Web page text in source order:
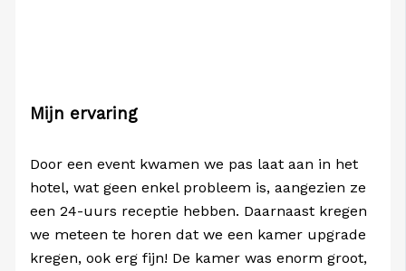
Mijn ervaring
Door een event kwamen we pas laat aan in het
hotel, wat geen enkel probleem is, aangezien ze
een 24-uurs receptie hebben. Daarnaast kregen
we meteen te horen dat we een kamer upgrade
kregen, ook erg fijn! De kamer was enorm groot,